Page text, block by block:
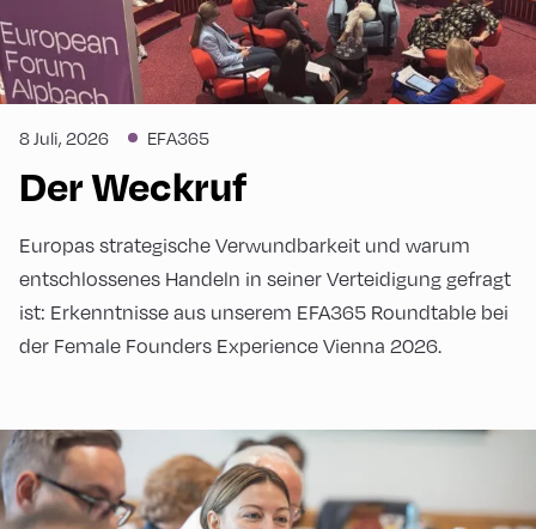
8 Juli, 2026 EFA365
Der Weckruf
Europas strategische Verwundbarkeit und warum
entschlossenes Handeln in seiner Verteidigung gefragt
ist: Erkenntnisse aus unserem EFA365 Roundtable bei
der Female Founders Experience Vienna 2026.